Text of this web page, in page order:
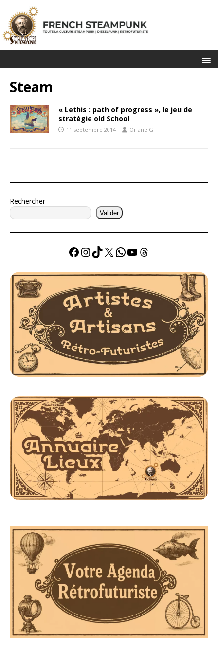
Steam
« Lethis : path of progress », le jeu de
stratégie old School
11 septembre 2014 Oriane G
Rechercher
Valider